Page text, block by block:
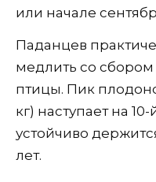
или начале
Паданцев
медлить со сбором
птицы. Пик
кг) наступает на
устойчиво
лет.